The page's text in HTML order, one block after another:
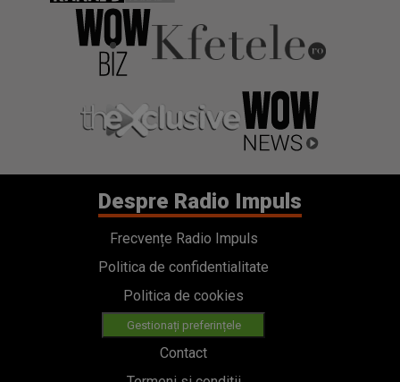
Despre Radio Impuls
Frecvențe Radio Impuls
Politica de confidentialitate
Politica de cookies
Gestionați preferințele
Contact